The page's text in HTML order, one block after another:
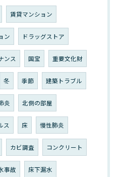
賃貸マンション
ン ドラッグストア
ンス 国宝 重要文化財
冬 季節 建築トラブル
炎 北側の部屋
ス 床 慢性肺炎
カビ調査 コンクリート
事故 床下漏水